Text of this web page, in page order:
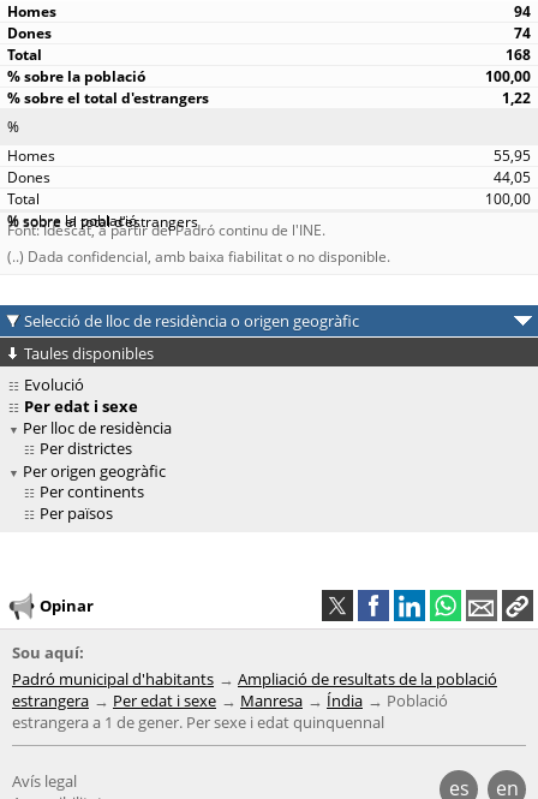
94
74
168
100,00
1,22
%
55,95
44,05
100,00
Font: Idescat, a partir del Padró continu de l'INE.
(..) Dada confidencial, amb baixa fiabilitat o no disponible.
Selecció de lloc de residència o origen geogràfic
Taules disponibles
Evolució
Per edat i sexe
Per lloc de residència
Per districtes
Per origen geogràfic
Per continents
Per països
Opinar
Sou aquí:
Padró municipal d'habitants
Ampliació de resultats de la població
estrangera
Per edat i sexe Manresa Índia
Població
estrangera a 1 de gener. Per sexe i edat quinquennal
es en
Avís legal